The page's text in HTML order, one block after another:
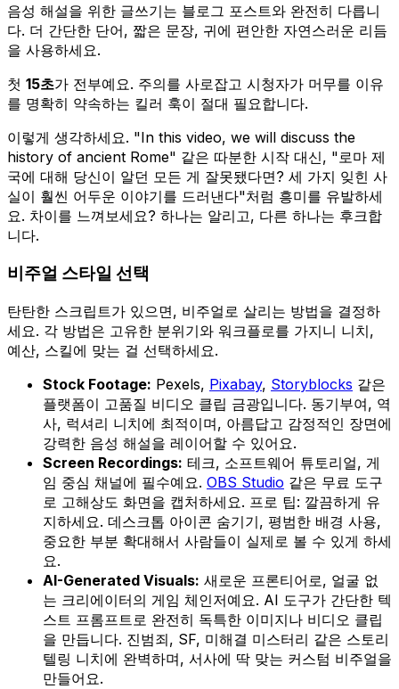
음성 해설을 위한 글쓰기는 블로그 포스트와 완전히 다릅니
다. 더 간단한 단어, 짧은 문장, 귀에 편안한 자연스러운 리듬
을 사용하세요.
첫 15초가 전부예요. 주의를 사로잡고 시청자가 머무를 이유
를 명확히 약속하는 킬러 훅이 절대 필요합니다.
이렇게 생각하세요. "In this video, we will discuss the
history of ancient Rome" 같은 따분한 시작 대신, "로마 제
국에 대해 당신이 알던 모든 게 잘못됐다면? 세 가지 잊힌 사
실이 훨씬 어두운 이야기를 드러낸다"처럼 흥미를 유발하세
요. 차이를 느껴보세요? 하나는 알리고, 다른 하나는 후크합
니다.
비주얼 스타일 선택
탄탄한 스크립트가 있으면, 비주얼로 살리는 방법을 결정하
세요. 각 방법은 고유한 분위기와 워크플로를 가지니 니치,
예산, 스킬에 맞는 걸 선택하세요.
Stock Footage: Pexels, Pixabay, Storyblocks 같은
플랫폼이 고품질 비디오 클립 금광입니다. 동기부여, 역
사, 럭셔리 니치에 최적이며, 아름답고 감정적인 장면에
강력한 음성 해설을 레이어할 수 있어요.
Screen Recordings: 테크, 소프트웨어 튜토리얼, 게
임 중심 채널에 필수예요. OBS Studio 같은 무료 도구
로 고해상도 화면을 캡처하세요. 프로 팁: 깔끔하게 유
지하세요. 데스크톱 아이콘 숨기기, 평범한 배경 사용,
중요한 부분 확대해서 사람들이 실제로 볼 수 있게 하세
요.
AI-Generated Visuals: 새로운 프론티어로, 얼굴 없
는 크리에이터의 게임 체인저예요. AI 도구가 간단한 텍
스트 프롬프트로 완전히 독특한 이미지나 비디오 클립
을 만듭니다. 진범죄, SF, 미해결 미스터리 같은 스토리
텔링 니치에 완벽하며, 서사에 딱 맞는 커스텀 비주얼을
만들어요.